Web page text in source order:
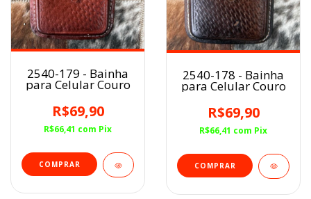
2540-179 - Bainha
para Celular Couro
R$69,90
R$66,41 com Pix
2540-178 - Bainha
para Celular Couro
R$69,90
R$66,41 com Pix